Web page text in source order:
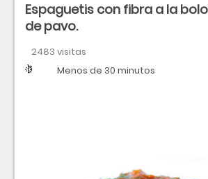
Espaguetis con fibra a la
de pavo.
2483 visitas
Dificultad
Tiempo Menos de 30 minutos